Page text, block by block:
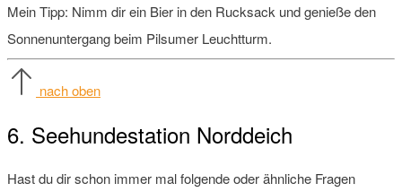
Mein Tipp: Nimm dir ein Bier in den Rucksack und genieße den
Sonnenuntergang beim Pilsumer Leuchtturm.
nach oben
6. Seehundestation Norddeich
Hast du dir schon immer mal folgende oder ähnliche Fragen